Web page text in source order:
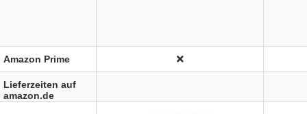
Amazon Prime
Lieferzeiten auf
amazon.de